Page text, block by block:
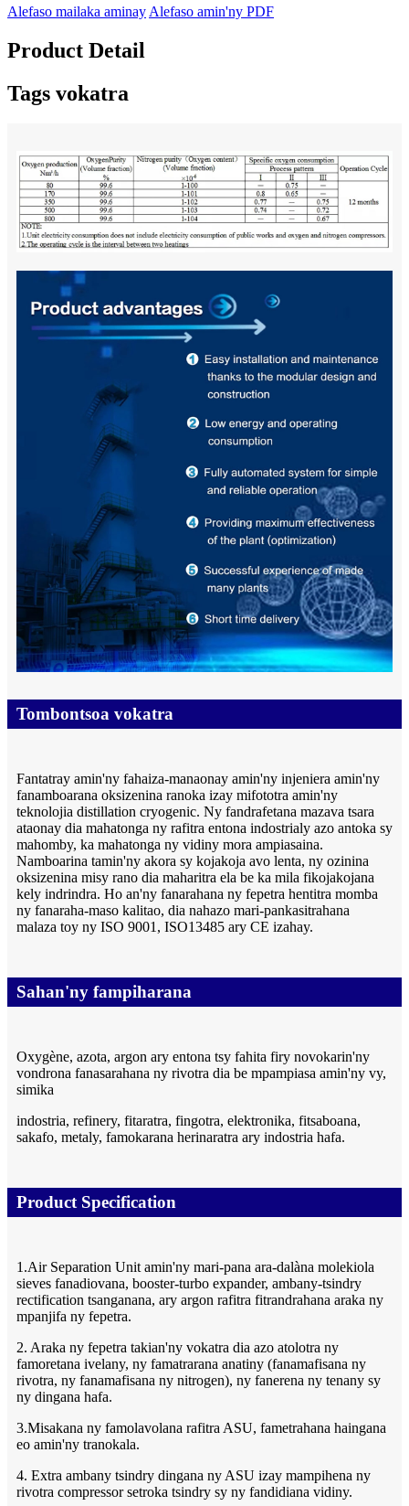
Alefaso mailaka aminay Alefaso amin'ny PDF
Product Detail
Tags vokatra
Tombontsoa vokatra
Fantatray amin'ny fahaiza-manaonay amin'ny injeniera amin'ny
fanamboarana oksizenina ranoka izay mifototra amin'ny
teknolojia distillation cryogenic. Ny fandrafetana mazava tsara
ataonay dia mahatonga ny rafitra entona indostrialy azo antoka sy
mahomby, ka mahatonga ny vidiny mora ampiasaina.
Namboarina tamin'ny akora sy kojakoja avo lenta, ny ozinina
oksizenina misy rano dia maharitra ela be ka mila fikojakojana
kely indrindra. Ho an'ny fanarahana ny fepetra hentitra momba
ny fanaraha-maso kalitao, dia nahazo mari-pankasitrahana
malaza toy ny ISO 9001, ISO13485 ary CE izahay.
Sahan'ny fampiharana
Oxygène, azota, argon ary entona tsy fahita firy novokarin'ny
vondrona fanasarahana ny rivotra dia be mpampiasa amin'ny vy,
simika
indostria, refinery, fitaratra, fingotra, elektronika, fitsaboana,
sakafo, metaly, famokarana herinaratra ary indostria hafa.
Product Specification
1.Air Separation Unit amin'ny mari-pana ara-dalàna molekiola
sieves fanadiovana, booster-turbo expander, ambany-tsindry
rectification tsanganana, ary argon rafitra fitrandrahana araka ny
mpanjifa ny fepetra.
2. Araka ny fepetra takian'ny vokatra dia azo atolotra ny
famoretana ivelany, ny famatrarana anatiny (fanamafisana ny
rivotra, ny fanamafisana ny nitrogen), ny fanerena ny tenany sy
ny dingana hafa.
3.Misakana ny famolavolana rafitra ASU, fametrahana haingana
eo amin'ny tranokala.
4. Extra ambany tsindry dingana ny ASU izay mampihena ny
rivotra compressor setroka tsindry sy ny fandidiana vidiny.